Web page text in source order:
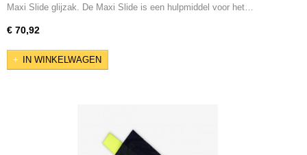
Maxi Slide glijzak. De Maxi Slide is een hulpmiddel voor het…
€ 70,92
IN WINKELWAGEN